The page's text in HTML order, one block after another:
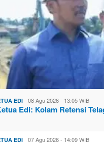
EDI 08 Agu 2026 - 13:05 WIB
Edi: Kolam Retensi
EDI 07 Agu 2026 - 14:09 WIB